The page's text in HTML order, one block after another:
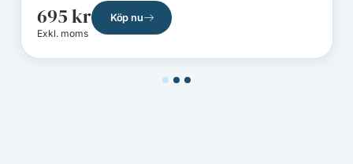
695kr
Exkl. moms
Köp nu